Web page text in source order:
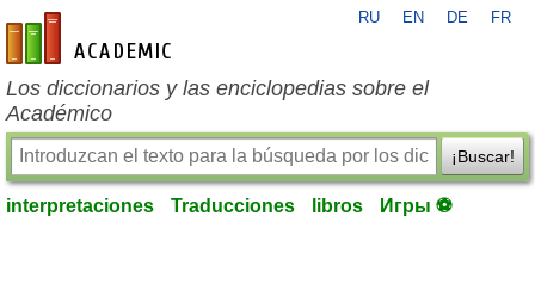
es-academic.com
RU EN DE FR
Los diccionarios y las enciclopedias sobre el
Académico
¡Buscar!
interpretaciones Traducciones libros Игры ⚽